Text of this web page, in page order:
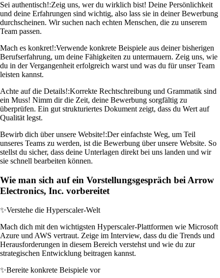
Sei authentisch!:Zeig uns, wer du wirklich bist! Deine Persönlichkeit
und deine Erfahrungen sind wichtig, also lass sie in deiner Bewerbung
durchscheinen. Wir suchen nach echten Menschen, die zu unserem
Team passen.
Mach es konkret!:Verwende konkrete Beispiele aus deiner bisherigen
Berufserfahrung, um deine Fähigkeiten zu untermauern. Zeig uns, wie
du in der Vergangenheit erfolgreich warst und was du für unser Team
leisten kannst.
Achte auf die Details!:Korrekte Rechtschreibung und Grammatik sind
ein Muss! Nimm dir die Zeit, deine Bewerbung sorgfältig zu
überprüfen. Ein gut strukturiertes Dokument zeigt, dass du Wert auf
Qualität legst.
Bewirb dich über unsere Website!:Der einfachste Weg, um Teil
unseres Teams zu werden, ist die Bewerbung über unsere Website. So
stellst du sicher, dass deine Unterlagen direkt bei uns landen und wir
sie schnell bearbeiten können.
Wie man sich auf ein Vorstellungsgespräch bei Arrow
Electronics, Inc. vorbereitet
✨Verstehe die Hyperscaler-Welt
Mach dich mit den wichtigsten Hyperscaler-Plattformen wie Microsoft
Azure und AWS vertraut. Zeige im Interview, dass du die Trends und
Herausforderungen in diesem Bereich verstehst und wie du zur
strategischen Entwicklung beitragen kannst.
✨Bereite konkrete Beispiele vor